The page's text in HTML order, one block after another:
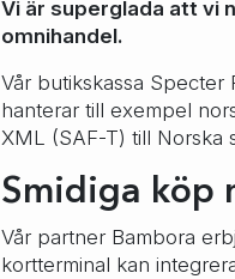
Vi är superglada att vi
omnihandel.
Vår butikskassa Specter
hanterar till exempel
XML (SAF-T) till Norska
Smidiga köp
Vår partner Bambora
kortterminal kan